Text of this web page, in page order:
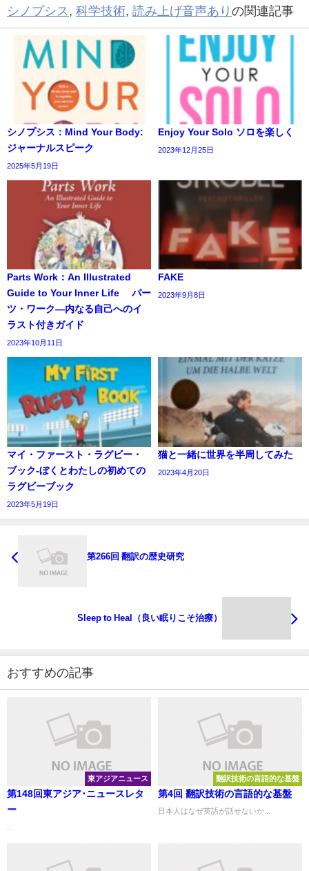
シノプシス , 科学技術, 読み上げ音声あり の関連記事
シノプシス：Mind Your Body:
ジャーナルスピーク
2025年5月19日
Enjoy Your Solo ソロを楽しく
2023年12月25日
Parts Work：An Illustrated
Guide to Your Inner Life パー
ツ・ワーク―内なる自己へのイ
ラスト付きガイド
2023年10月11日
FAKE
2023年9月8日
マイ・ファースト・ラグビー・
ブック‐ぼくとわたしの初めての
ラグビーブック
2023年5月19日
猫と一緒に世界を半周してみた
2023年4月20日
第266回 翻訳の歴史研究
Sleep to Heal（良い眠りこそ治療）
おすすめの記事
東アジアニュース
第148回東アジア･ニュースレタ
ー
翻訳技術の言語的な基盤
第4回 翻訳技術の言語的な基盤
日本人はなぜ英語が話せないか...